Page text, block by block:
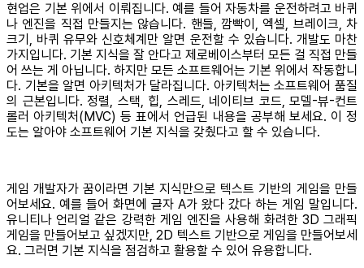
현업은 기본 위에서 이뤄집니다. 예를 들어 자동차를 운전하려고 바퀴
나 엔진을 직접 만들지는 않습니다. 핸들, 깜빡이, 엑셀, 브레이크, 차
크기, 바퀴 유무와 신호체계만 알면 운전할 수 있습니다. 개발도 마찬
가지입니다. 기본 지식을 잘 안다고 제로베이스부터 모든 걸 직접 만들
어 쓰는 게 아닙니다. 하지만 모든 소프트웨어는 기본 위에서 작동합니
다. 기본을 알면 아키텍처가 달라집니다. 아키텍처는 소프트웨어 품질
의 근본입니다. 정렬, 스택, 힙, 스레드, 네이티브 코드, 모델-뷰-컨트
롤러 아키텍처(MVC) 등 표에서 언급된 내용을 공부해 보세요. 이 정
도는 알아야 소프트웨어 기본 지식을 갖췄다고 할 수 있습니다.
게임 개발자가 꿈이라면 기본 지식만으로 텍스트 기반의 게임을 만들
어보세요. 예를 들어 화면에 글자 A가 왔다 갔다 하는 게임 말입니다.
유니티나 언리얼 같은 강력한 게임 엔진을 사용해 화려한 3D 그래픽
게임을 만들어보고 싶겠지만, 2D 텍스트 기반으로 게임을 만들어보세
요. 그러면 기본 지식을 점검하고 활용할 수 있어 유용합니다.